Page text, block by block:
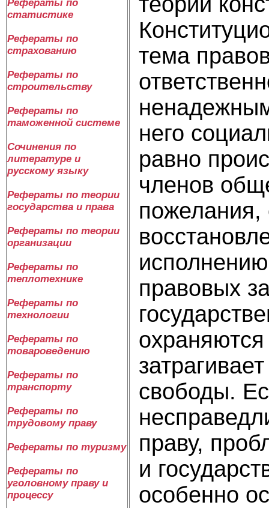
Рефераты по
статистике
Рефераты по
страхованию
Рефераты по
строительству
Рефераты по
таможенной системе
Сочинения по
литературе и
русскому языку
Рефераты по теории
государства и права
Рефераты по теории
организации
Рефераты по
теплотехнике
Рефераты по
технологии
Рефераты по
товароведению
Рефераты по
транспорту
Рефераты по
трудовому праву
Рефераты по туризму
Рефераты по
уголовному праву и
процессу
тема
него
равно
членов
пожелания,
правовых
свободы.
праву,
и
особенно